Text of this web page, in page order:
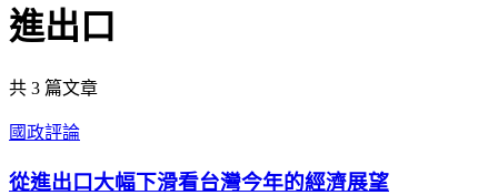
進出口
共 3 篇文章
國政評論
從進出口大幅下滑看台灣今年的經濟展望